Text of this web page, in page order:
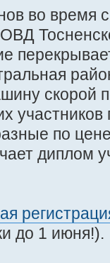
во время
скорой
участников
по
диплом
до 1 июня!).